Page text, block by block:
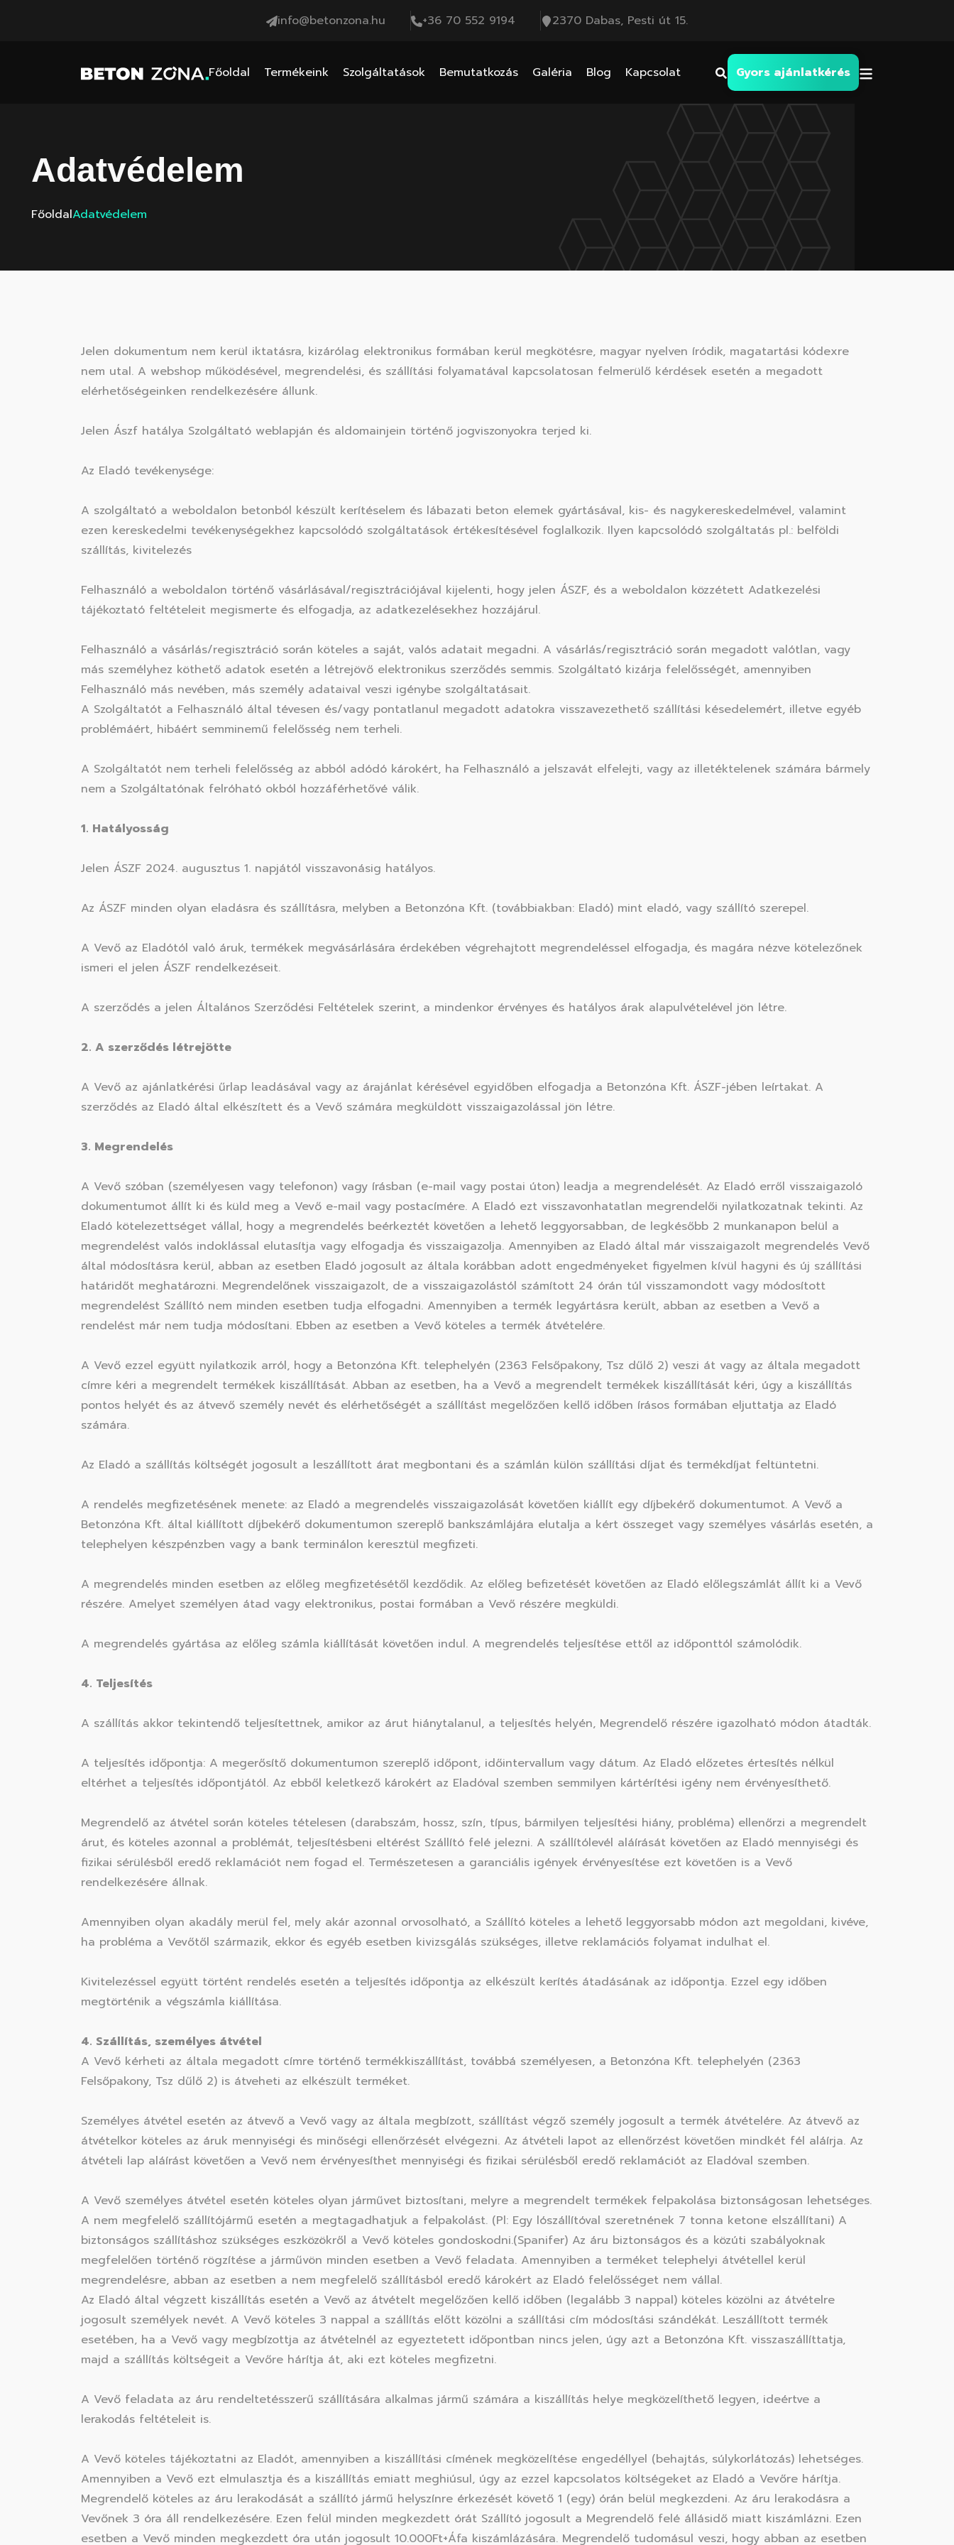
info@betonzona.hu +36 70 552 9194 2370 Dabas, Pesti út 15.
Főoldal Termékeink Szolgáltatások Bemutatkozás Galéria Blog Kapcsolat Gyors ajánlatkérés
Adatvédelem
FőoldalAdatvédelem
Jelen dokumentum nem kerül iktatásra, kizárólag elektronikus formában kerül megkötésre, magyar nyelven íródik, magatartási kódexre
nem utal. A webshop működésével, megrendelési, és szállítási folyamatával kapcsolatosan felmerülő kérdések esetén a megadott
elérhetőségeinken rendelkezésére állunk.
Jelen Ászf hatálya Szolgáltató weblapján és aldomainjein történő jogviszonyokra terjed ki.
Az Eladó tevékenysége:
A szolgáltató a weboldalon betonból készült kerítéselem és lábazati beton elemek gyártásával, kis- és nagykereskedelmével, valamint
ezen kereskedelmi tevékenységekhez kapcsolódó szolgáltatások értékesítésével foglalkozik. Ilyen kapcsolódó szolgáltatás pl.: belföldi
szállítás, kivitelezés
Felhasználó a weboldalon történő vásárlásával/regisztrációjával kijelenti, hogy jelen ÁSZF, és a weboldalon közzétett Adatkezelési
tájékoztató feltételeit megismerte és elfogadja, az adatkezelésekhez hozzájárul.
Felhasználó a vásárlás/regisztráció során köteles a saját, valós adatait megadni. A vásárlás/regisztráció során megadott valótlan, vagy
más személyhez köthető adatok esetén a létrejövő elektronikus szerződés semmis. Szolgáltató kizárja felelősségét, amennyiben
Felhasználó más nevében, más személy adataival veszi igénybe szolgáltatásait.
A Szolgáltatót a Felhasználó által tévesen és/vagy pontatlanul megadott adatokra visszavezethető szállítási késedelemért, illetve egyéb
problémáért, hibáért semminemű felelősség nem terheli.
A Szolgáltatót nem terheli felelősség az abból adódó károkért, ha Felhasználó a jelszavát elfelejti, vagy az illetéktelenek számára bármely
nem a Szolgáltatónak felróható okból hozzáférhetővé válik.
1. Hatályosság
Jelen ÁSZF 2024. augusztus 1. napjától visszavonásig hatályos.
Az ÁSZF minden olyan eladásra és szállításra, melyben a Betonzóna Kft. (továbbiakban: Eladó) mint eladó, vagy szállító szerepel.
A Vevő az Eladótól való áruk, termékek megvásárlására érdekében végrehajtott megrendeléssel elfogadja, és magára nézve kötelezőnek
ismeri el jelen ÁSZF rendelkezéseit.
A szerződés a jelen Általános Szerződési Feltételek szerint, a mindenkor érvényes és hatályos árak alapulvételével jön létre.
2. A szerződés létrejötte
A Vevő az ajánlatkérési űrlap leadásával vagy az árajánlat kérésével egyidőben elfogadja a Betonzóna Kft. ÁSZF-jében leírtakat. A
szerződés az Eladó által elkészített és a Vevő számára megküldött visszaigazolással jön létre.
3. Megrendelés
A Vevő szóban (személyesen vagy telefonon) vagy írásban (e-mail vagy postai úton) leadja a megrendelését. Az Eladó erről visszaigazoló
dokumentumot állít ki és küld meg a Vevő e-mail vagy postacímére. A Eladó ezt visszavonhatatlan megrendelői nyilatkozatnak tekinti. Az
Eladó kötelezettséget vállal, hogy a megrendelés beérkeztét követően a lehető leggyorsabban, de legkésőbb 2 munkanapon belül a
megrendelést valós indoklással elutasítja vagy elfogadja és visszaigazolja. Amennyiben az Eladó által már visszaigazolt megrendelés Vevő
által módosításra kerül, abban az esetben Eladó jogosult az általa korábban adott engedményeket figyelmen kívül hagyni és új szállítási
határidőt meghatározni. Megrendelőnek visszaigazolt, de a visszaigazolástól számított 24 órán túl visszamondott vagy módosított
megrendelést Szállító nem minden esetben tudja elfogadni. Amennyiben a termék legyártásra került, abban az esetben a Vevő a
rendelést már nem tudja módosítani. Ebben az esetben a Vevő köteles a termék átvételére.
A Vevő ezzel együtt nyilatkozik arról, hogy a Betonzóna Kft. telephelyén (2363 Felsőpakony, Tsz dűlő 2) veszi át vagy az általa megadott
címre kéri a megrendelt termékek kiszállítását. Abban az esetben, ha a Vevő a megrendelt termékek kiszállítását kéri, úgy a kiszállítás
pontos helyét és az átvevő személy nevét és elérhetőségét a szállítást megelőzően kellő időben írásos formában eljuttatja az Eladó
számára.
Az Eladó a szállítás költségét jogosult a leszállított árat megbontani és a számlán külön szállítási díjat és termékdíjat feltüntetni.
A rendelés megfizetésének menete: az Eladó a megrendelés visszaigazolását követően kiállít egy díjbekérő dokumentumot. A Vevő a
Betonzóna Kft. által kiállított díjbekérő dokumentumon szereplő bankszámlájára elutalja a kért összeget vagy személyes vásárlás esetén, a
telephelyen készpénzben vagy a bank terminálon keresztül megfizeti.
A megrendelés minden esetben az előleg megfizetésétől kezdődik. Az előleg befizetését követően az Eladó előlegszámlát állít ki a Vevő
részére. Amelyet személyen átad vagy elektronikus, postai formában a Vevő részére megküldi.
A megrendelés gyártása az előleg számla kiállítását követően indul. A megrendelés teljesítése ettől az időponttól számolódik.
4. Teljesítés
A szállítás akkor tekintendő teljesítettnek, amikor az árut hiánytalanul, a teljesítés helyén, Megrendelő részére igazolható módon átadták.
A teljesítés időpontja: A megerősítő dokumentumon szereplő időpont, időintervallum vagy dátum. Az Eladó előzetes értesítés nélkül
eltérhet a teljesítés időpontjától. Az ebből keletkező károkért az Eladóval szemben semmilyen kártérítési igény nem érvényesíthető.
Megrendelő az átvétel során köteles tételesen (darabszám, hossz, szín, típus, bármilyen teljesítési hiány, probléma) ellenőrzi a megrendelt
árut, és köteles azonnal a problémát, teljesítésbeni eltérést Szállító felé jelezni. A szállítólevél aláírását követően az Eladó mennyiségi és
fizikai sérülésből eredő reklamációt nem fogad el. Természetesen a garanciális igények érvényesítése ezt követően is a Vevő
rendelkezésére állnak.
Amennyiben olyan akadály merül fel, mely akár azonnal orvosolható, a Szállító köteles a lehető leggyorsabb módon azt megoldani, kivéve,
ha probléma a Vevőtől származik, ekkor és egyéb esetben kivizsgálás szükséges, illetve reklamációs folyamat indulhat el.
Kivitelezéssel együtt történt rendelés esetén a teljesítés időpontja az elkészült kerítés átadásának az időpontja. Ezzel egy időben
megtörténik a végszámla kiállítása.
4. Szállítás, személyes átvétel
A Vevő kérheti az általa megadott címre történő termékkiszállítást, továbbá személyesen, a Betonzóna Kft. telephelyén (2363
Felsőpakony, Tsz dűlő 2) is átveheti az elkészült terméket.
Személyes átvétel esetén az átvevő a Vevő vagy az általa megbízott, szállítást végző személy jogosult a termék átvételére. Az átvevő az
átvételkor köteles az áruk mennyiségi és minőségi ellenőrzését elvégezni. Az átvételi lapot az ellenőrzést követően mindkét fél aláírja. Az
átvételi lap aláírást követően a Vevő nem érvényesíthet mennyiségi és fizikai sérülésből eredő reklamációt az Eladóval szemben.
A Vevő személyes átvétel esetén köteles olyan járművet biztosítani, melyre a megrendelt termékek felpakolása biztonságosan lehetséges.
A nem megfelelő szállítójármű esetén a megtagadhatjuk a felpakolást. (Pl: Egy lószállítóval szeretnének 7 tonna ketone elszállítani) A
biztonságos szállításhoz szükséges eszközökről a Vevő köteles gondoskodni.(Spanifer) Az áru biztonságos és a közúti szabályoknak
megfelelően történő rögzítése a járművön minden esetben a Vevő feladata. Amennyiben a terméket telephelyi átvétellel kerül
megrendelésre, abban az esetben a nem megfelelő szállításból eredő károkért az Eladó felelősséget nem vállal.
Az Eladó által végzett kiszállítás esetén a Vevő az átvételt megelőzően kellő időben (legalább 3 nappal) köteles közölni az átvételre
jogosult személyek nevét. A Vevő köteles 3 nappal a szállítás előtt közölni a szállítási cím módosítási szándékát. Leszállított termék
esetében, ha a Vevő vagy megbízottja az átvételnél az egyeztetett időpontban nincs jelen, úgy azt a Betonzóna Kft. visszaszállíttatja,
majd a szállítás költségeit a Vevőre hárítja át, aki ezt köteles megfizetni.
A Vevő feladata az áru rendeltetésszerű szállítására alkalmas jármű számára a kiszállítás helye megközelíthető legyen, ideértve a
lerakodás feltételeit is.
A Vevő köteles tájékoztatni az Eladót, amennyiben a kiszállítási címének megközelítése engedéllyel (behajtás, súlykorlátozás) lehetséges.
Amennyiben a Vevő ezt elmulasztja és a kiszállítás emiatt meghiúsul, úgy az ezzel kapcsolatos költségeket az Eladó a Vevőre hárítja.
Megrendelő köteles az áru lerakodását a szállító jármű helyszínre érkezését követő 1 (egy) órán belül megkezdeni. Az áru lerakodásra a
Vevőnek 3 óra áll rendelkezésére. Ezen felül minden megkezdett órát Szállító jogosult a Megrendelő felé állásidő miatt kiszámlázni. Ezen
esetben a Vevő minden megkezdett óra után jogosult 10.000Ft+Áfa kiszámlázására. Megrendelő tudomásul veszi, hogy abban az esetben